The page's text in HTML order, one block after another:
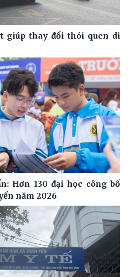
giúp thay đổi thói quen di
Hơn 130 đại học công bố
năm 2026